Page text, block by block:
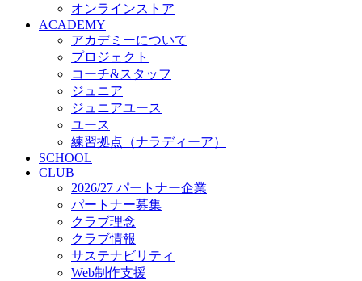
応援プロジェクト
オンラインストア
ACADEMY
アカデミーについて
プロジェクト
コーチ&スタッフ
ジュニア
ジュニアユース
ユース
練習拠点（ナラディーア）
SCHOOL
CLUB
2026/27 パートナー企業
パートナー募集
クラブ理念
クラブ情報
サステナビリティ
Web制作支援